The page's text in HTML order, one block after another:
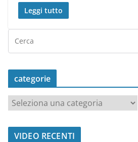
Leggi tutto
categorie
a
t
VIDEO RECENTI